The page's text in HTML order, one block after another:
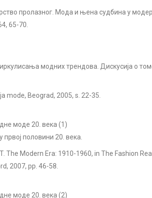
пролазног. Мода и њена судбина у
65-70.
модних трендова. Дискусија о
mode, Beograd, 2005, s. 22-35.
моде 20. века (1)
половини 20. века.
The Modern Era: 1910-1960, in The Fashion
2007, pp. 46-58.
моде 20. века (2)